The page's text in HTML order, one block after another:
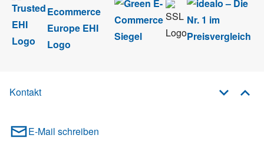
Kontakt
E-Mail schreiben